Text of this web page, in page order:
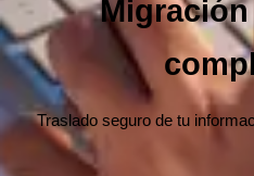
Traslado seguro de tu